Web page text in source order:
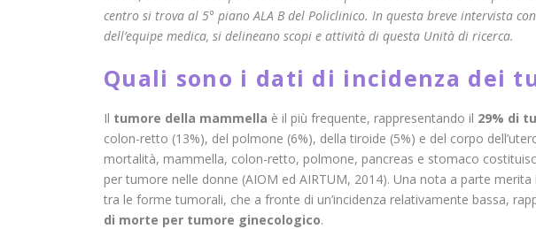
centro si trova al 5° piano ALA B del Policlinico. In questa breve intervista
dell’equipe medica, si delineano scopi e attività di questa Unità di ricerca.
Quali sono i dati di incidenza dei
Il tumore della mammella è il più frequente, rappresentando il 29% di
colon-retto (13%), del polmone (6%), della tiroide (5%) e del corpo
mortalità, mammella, colon-retto, polmone, pancreas e stomaco
per tumore nelle donne (AIOM ed AIRTUM, 2014). Una nota a parte merita
tra le forme tumorali, che a fronte di un’incidenza relativamente bassa,
di morte per tumore ginecologico.